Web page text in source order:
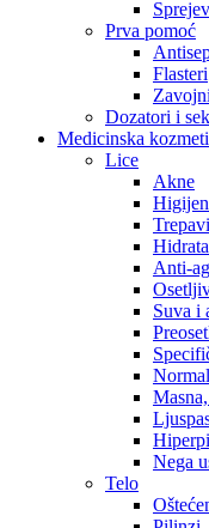
Prva pomoć
Flasteri
Dozatori i
Medicinska
Lice
Akne
Anti-
Suva i
Nega
Telo